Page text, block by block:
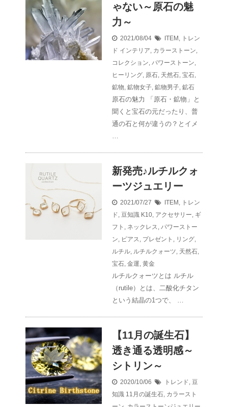
ゃない～原石の魅
力～
2021/08/04 ITEM, トレン
ド インテリア, カラーストーン,
コレクション, パワーストーン,
ヒーリング, 原石, 天然石, 宝石,
鉱物, 鉱物女子, 鉱物男子, 鉱石
原石の魅力 「原石・鉱物」と
聞くと宝石の元だったり、普
通の石と何が違うの？とイメ
新発売♪ルチルクォ
ーツジュエリー
2021/07/27 ITEM, トレン
ド, 豆知識 K10, アクセサリー, ギ
フト , ネックレス, パワーストー
ン, ピアス, プレゼント , リング,
ルチル, ルチルクォーツ, 天然石,
宝石, 金運, 黄金
ルチルクォーツとは ルチル
（rutile）とは、二酸化チタン
という結晶の1つで、 …
【11月の誕生石】
透き通る透明感～
シトリン～
2020/10/06 トレンド, 豆
知識 11月の誕生石, カラースト